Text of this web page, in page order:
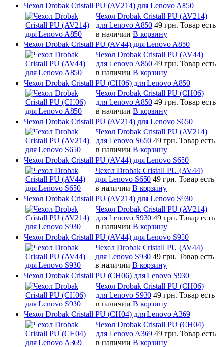
Чехол Drobak Cristall PU (AV214) для Lenovo A850
Чехол Drobak Cristall PU (AV214)
для Lenovo A850 49 грн. Товар есть
в наличии В корзину
Чехол Drobak Cristall PU (AV44) для Lenovo A850
Чехол Drobak Cristall PU (AV44)
для Lenovo A850 49 грн. Товар есть
в наличии В корзину
Чехол Drobak Cristall PU (CH06) для Lenovo A850
Чехол Drobak Cristall PU (CH06)
для Lenovo A850 49 грн. Товар есть
в наличии В корзину
Чехол Drobak Cristall PU (AV214) для Lenovo S650
Чехол Drobak Cristall PU (AV214)
для Lenovo S650 49 грн. Товар есть
в наличии В корзину
Чехол Drobak Cristall PU (AV44) для Lenovo S650
Чехол Drobak Cristall PU (AV44)
для Lenovo S650 49 грн. Товар есть
в наличии В корзину
Чехол Drobak Cristall PU (AV214) для Lenovo S930
Чехол Drobak Cristall PU (AV214)
для Lenovo S930 49 грн. Товар есть
в наличии В корзину
Чехол Drobak Cristall PU (AV44) для Lenovo S930
Чехол Drobak Cristall PU (AV44)
для Lenovo S930 49 грн. Товар есть
в наличии В корзину
Чехол Drobak Cristall PU (CH06) для Lenovo S930
Чехол Drobak Cristall PU (CH06)
для Lenovo S930 49 грн. Товар есть
в наличии В корзину
Чехол Drobak Cristall PU (CH04) для Lenovo A369
Чехол Drobak Cristall PU (CH04)
для Lenovo A369 49 грн. Товар есть
в наличии В корзину